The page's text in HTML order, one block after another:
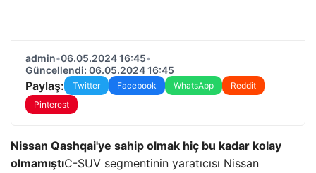
admin•06.05.2024 16:45•
Güncellendi: 06.05.2024 16:45
Paylaş: Twitter Facebook WhatsApp
Reddit
Pinterest
Nissan Qashqai'ye sahip olmak hiç bu kadar kolay
olmamıştıC-SUV segmentinin yaratıcısı Nissan